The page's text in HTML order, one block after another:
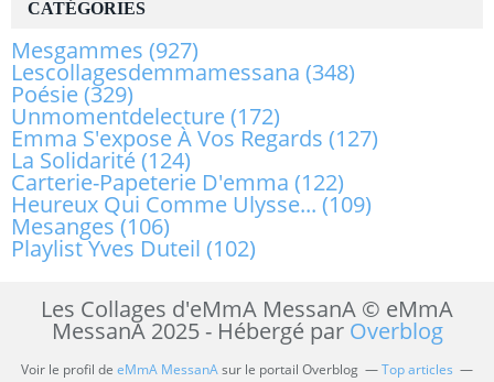
CATÉGORIES
Mesgammes (927)
Lescollagesdemmamessana (348)
Poésie(329)
Unmomentdelecture(172)
Emma S'expose À Vos Regards (127)
La Solidarité(124)
Carterie-Papeterie D'emma (122)
Heureux Qui Comme Ulysse... (109)
Mesanges(106)
Playlist Yves Duteil (102)
Les Collages d'eMmA MessanA © eMmA
MessanA 2025 - Hébergé par Overblog
Voir le profil de eMmA MessanAsur le portail Overblog
Top articles